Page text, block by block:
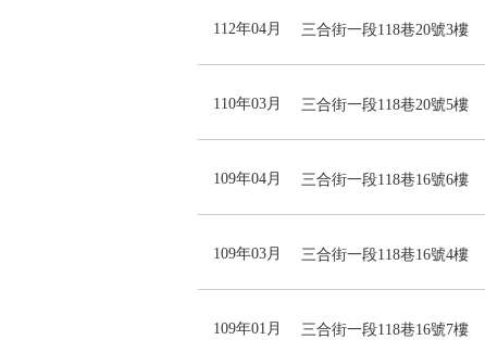
112年04月 三合街一段118巷20號3樓
110年03月 三合街一段118巷20號5樓
109年04月 三合街一段118巷16號6樓
109年03月 三合街一段118巷16號4樓
109年01月 三合街一段118巷16號7樓